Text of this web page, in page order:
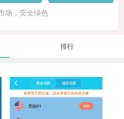
场，安全绿色
排行